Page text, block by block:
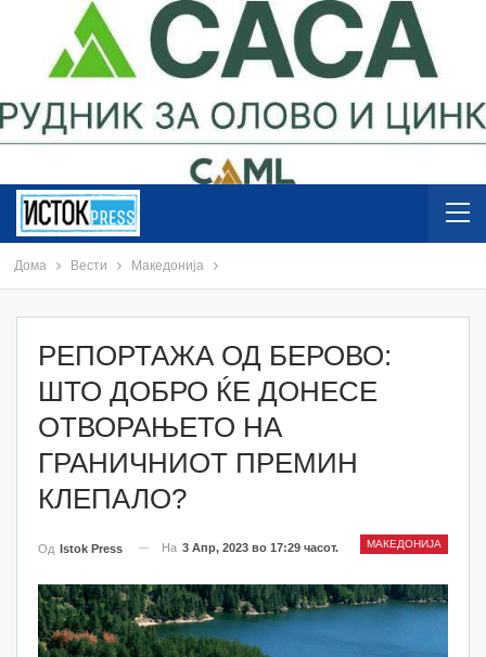
Дома Вести Македонија
РЕПОРТАЖА ОД БЕРОВО:
ШТО ДОБРО ЌЕ ДОНЕСЕ
ОТВОРАЊЕТО НА
ГРАНИЧНИОТ ПРЕМИН
КЛЕПАЛО?
МАКЕДОНИЈА
Од Istok Press На 3 Апр, 2023 во 17:29 часот.